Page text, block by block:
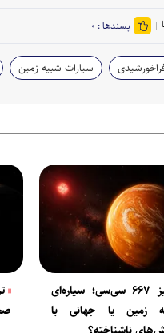
پسندها : ۰
سیارات شبیه زمین
گلیز ۶۶۷ سی‌سی؛ سیاره‌ای
زمین یا جهانی با